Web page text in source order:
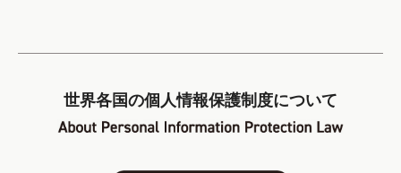
世界各国の個人情報保護制度について